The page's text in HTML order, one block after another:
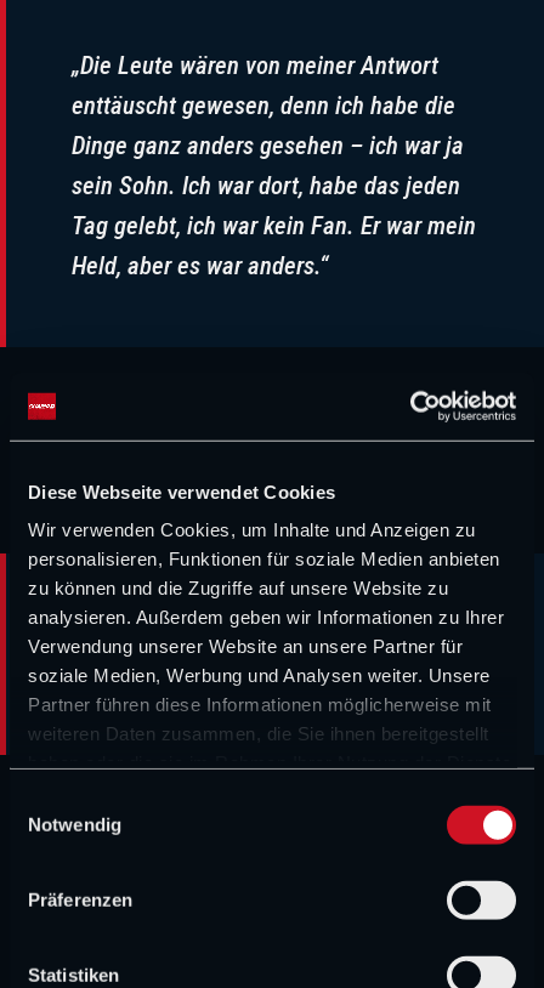
Diese Webseite verwendet Cookies
Wir verwenden Cookies, um Inhalte und Anzeigen zu
personalisieren, Funktionen für soziale Medien anbieten
zu können und die Zugriffe auf unsere Website zu
analysieren. Außerdem geben wir Informationen zu Ihrer
Verwendung unserer Website an unsere Partner für
soziale Medien, Werbung und Analysen weiter. Unsere
Partner führen diese Informationen möglicherweise mit
weiteren Daten zusammen, die Sie ihnen bereitgestellt
Notwendig
Präferenzen
Statistiken
„Die Leute wären von meiner Antwort
enttäuscht gewesen, denn ich habe die
Dinge ganz anders gesehen – ich war ja
sein Sohn. Ich war dort, habe das jeden
Tag gelebt, ich war kein Fan. Er war mein
Held, aber es war anders.“
Auch habe er ein Problem damit gehabt, dass er immer
wollte seinen eigenen Weg gehen.
„Ich wollte nicht als Villeneuve Champion
werden, sondern wegen meiner selbst.“
Er sei nicht gefahren, um das Erbe seines Vaters
hatte immer Angst davor, etwas Falsches zu sagen, wenn